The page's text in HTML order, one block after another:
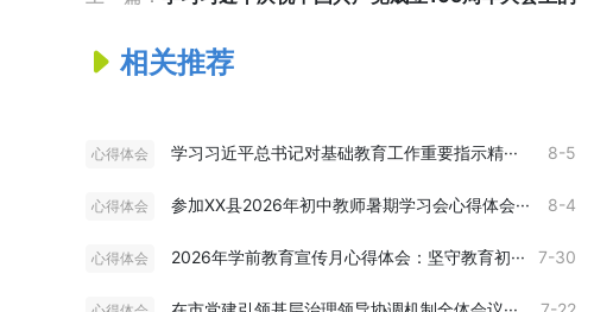
相关推荐
心得体会 学习习近平总书记对基础教育工作重要指示精··· 8-5
心得体会 参加XX县2026年初中教师暑期学习会心得体会··· 8-4
心得体会 2026年学前教育宣传月心得体会：坚守教育初··· 7-30